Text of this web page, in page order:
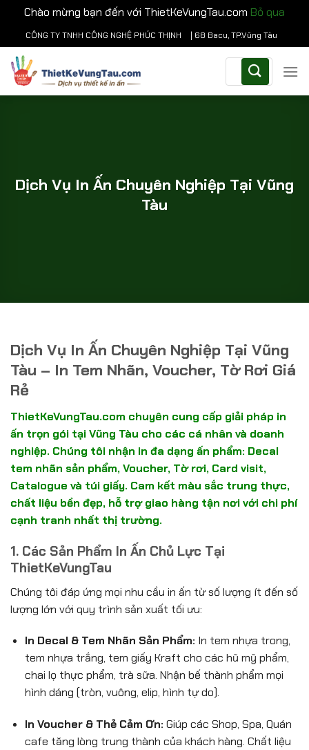
Chào mừng bạn đến với ThietKeVungTau.com Bỏ qua
Chuyển
đến
nội
dung
CÔNG TY TNHH CÔNG NGHỆ PHÚC THỊNH | 68 Bacu, TP.Vũng Tàu
kiếm:
Dịch Vụ In Ấn Chuyên Nghiệp Tại Vũng
Tàu
Dịch Vụ In Ấn Chuyên Nghiệp Tại Vũng
Tàu – In Tem Nhãn, Voucher, Tờ Rơi Giá
Rẻ
ThietKeVungTau.com chuyên cung cấp giải pháp in
ấn trọn gói tại Vũng Tàu cho các cá nhân và doanh
nghiệp. Chúng tôi nhận in đa dạng ấn phẩm: Decal
tem nhãn sản phẩm, Voucher, Tờ rơi, Card visit,
Catalogue và túi giấy. Cam kết màu sắc trung thực,
chất liệu bền đẹp, hỗ trợ giao hàng tận nơi với chi phí
cạnh tranh nhất thị trường.
1. Các Sản Phẩm In Ấn Chủ Lực Tại
ThietKeVungTau
Chúng tôi đáp ứng mọi nhu cầu in ấn từ số lượng ít đến số
lượng lớn với quy trình sản xuất tối ưu:
In Decal & Tem Nhãn Sản Phẩm: In tem nhựa trong,
tem nhựa trắng, tem giấy Kraft cho các hũ mỹ phẩm,
chai lọ thực phẩm, trà sữa. Nhận bế thành phẩm mọi
hình dáng (tròn, vuông, elip, hình tự do).
In Voucher & Thẻ Cảm Ơn: Giúp các Shop, Spa, Quán
cafe tăng lòng trung thành của khách hàng. Chất liệu